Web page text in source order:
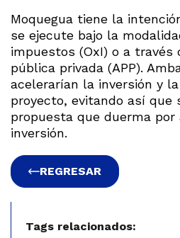
Moquegua tiene la
se ejecute bajo la
impuestos (OxI) o a través
pública privada (APP).
acelerarían la inversión y
proyecto, evitando así que
propuesta que duerma por
inversión.
REGRESAR
Tags relacionados: